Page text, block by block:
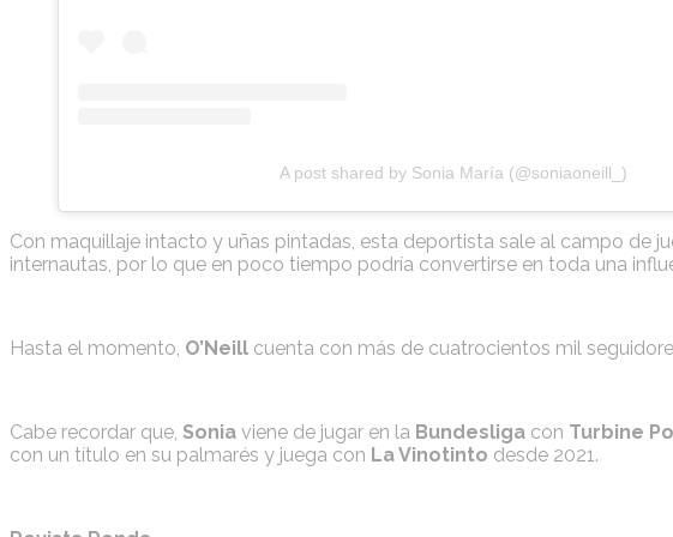
A post shared by Sonia María (@soniaoneill_)
Con maquillaje intacto y uñas pintadas, esta deportista sale al campo de
internautas, por lo que en poco tiempo podría convertirse en toda una
Hasta el momento, O’Neill cuenta con más de cuatrocientos mil
Cabe recordar que, Sonia viene de jugar en la Bundesliga con Turbine
con un título en su palmarés y juega con La Vinotinto desde 2021.